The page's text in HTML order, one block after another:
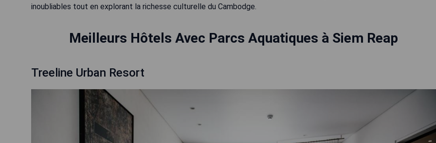
inoubliables tout en explorant la richesse culturelle du Cambodge.
Meilleurs Hôtels Avec Parcs Aquatiques à Siem Reap
Treeline Urban Resort